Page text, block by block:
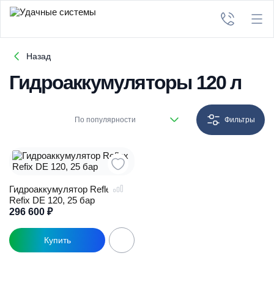
Назад
Гидроаккумуляторы 120 л
По популярности Фильтры
Гидроаккумулятор Reflex
Refix DE 120, 25 бар
296 600 ₽